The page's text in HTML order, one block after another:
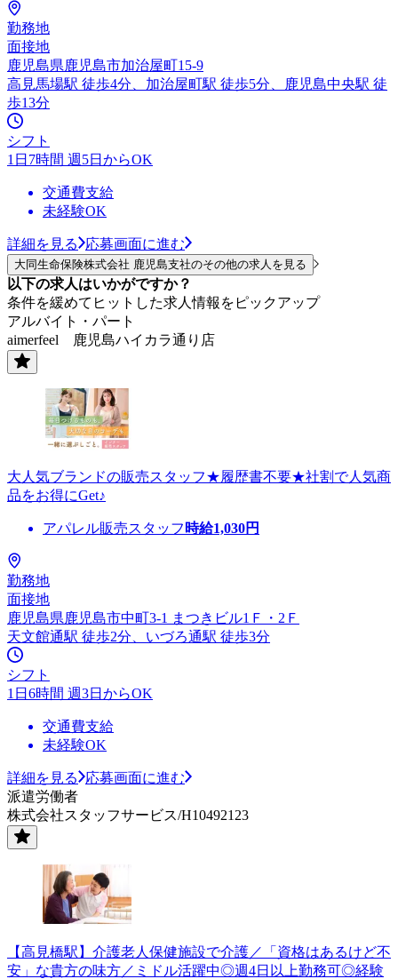
勤務地
面接地
鹿児島県鹿児島市加治屋町15-9
高見馬場駅 徒歩4分、加治屋町駅 徒歩5分、鹿児島中央駅 徒
歩13分
シフト
1日7時間 週5日からOK
交通費支給
未経験OK
詳細を見る 応募画面に進む
大同生命保険株式会社 鹿児島支社のその他の求人を見る
以下の求人はいかがですか？
条件を緩めてヒットした求人情報をピックアップ
アルバイト・パート
aimerfeel 鹿児島ハイカラ通り店
大人気ブランドの販売スタッフ★履歴書不要★社割で人気商
品をお得にGet♪
アパレル販売スタッフ 時給1,030円
勤務地
面接地
鹿児島県鹿児島市中町3-1 まつきビル1Ｆ・2Ｆ
天文館通駅 徒歩2分、いづろ通駅 徒歩3分
シフト
1日6時間 週3日からOK
交通費支給
未経験OK
詳細を見る
応募画面に進む
派遣労働者
株式会社スタッフサービス/H10492123
【高見橋駅】介護老人保健施設で介護／「資格はあるけど不
安」な貴方の味方／ミドル活躍中◎週4日以上勤務可◎経験